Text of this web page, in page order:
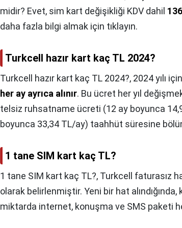
midir? Evet, sim kart değişikliği KDV dahil
daha fazla bilgi almak için tıklayın.
Turkcell hazır kart kaç TL 2024?
Turkcell hazır kart kaç TL 2024?, 2024 yılı için
her ay ayrıca alınır. Bu ücret her yıl
telsiz ruhsatname ücreti (12 ay boyunca
boyunca 33,34 TL/ay) taahhüt süresine
1 tane SIM kart kaç TL?
1 tane SIM kart kaç TL?, Turkcell faturasız
olarak belirlenmiştir. Yeni bir hat alındığında,
miktarda internet, konuşma ve SMS paketi